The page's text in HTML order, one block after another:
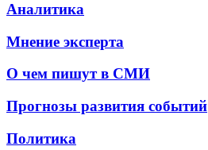
Аналитика
Мнение эксперта
О чем пишут в СМИ
Прогнозы развития событий
Политика